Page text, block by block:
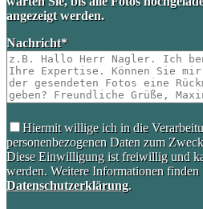
angezeigt werden.
Nachricht*
Hiermit willige ich in die
personenbezogenen Daten zum
Diese Einwilligung ist freiwillig und
werden. Weitere Informationen finden
Datenschutzerklärung.